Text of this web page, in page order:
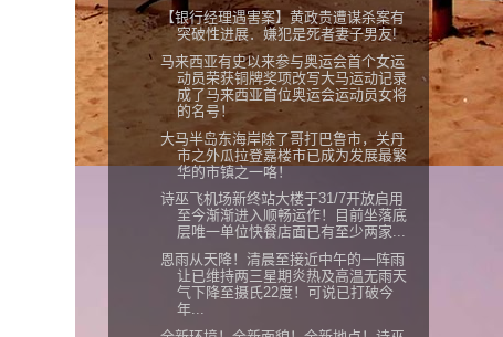
【银行经理遇害案】黄政贵遭谋杀案有
突破性进展．嫌犯是死者妻子男友!
马来西亚有史以来参与奥运会首个女运
动员荣获铜牌奖项改写大马运动记录
成了马来西亚首位奥运会运动员女将
的名号！
大马半岛东海岸除了哥打巴鲁市，关丹
市之外瓜拉登嘉楼市已成为发展最繁
华的市镇之一咯！
诗巫飞机场新终站大楼于31/7开放启用
至今渐渐进入顺畅运作！目前坐落底
层唯一单位快餐店面已有至少两家...
恩雨从天降！清晨至接近中午的一阵雨
让已维持两三星期炎热及高温无雨天
气下降至摄氏22度！可说已打破今
年...